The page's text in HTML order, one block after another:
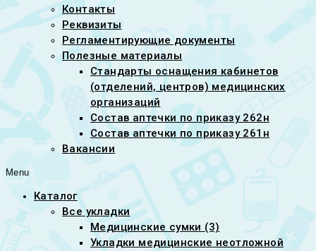
Контакты
Реквизиты
Регламентирующие документы
Полезные материалы
Стандарты оснащения кабинетов
(отделений, центров) медицинских
организаций
Состав аптечки по приказу 262н
Состав аптечки по приказу 261н
Вакансии
Menu
Каталог
Все укладки
Медицинские сумки (3)
Укладки медицинские неотложной